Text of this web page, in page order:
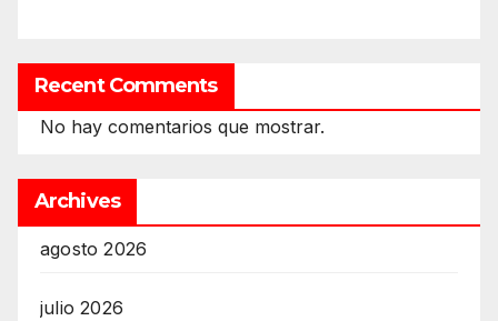
Recent Comments
No hay comentarios que mostrar.
Archives
agosto 2026
julio 2026